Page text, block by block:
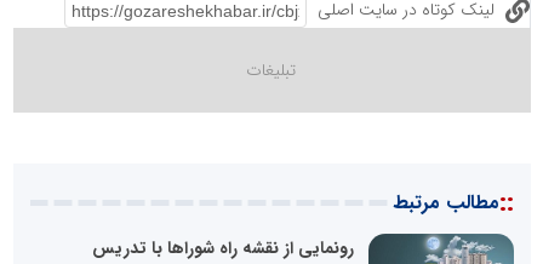
لینک کوتاه در سایت اصلی
::مطالب مرتبط
رونمایی از نقشه راه شوراها با تدریس